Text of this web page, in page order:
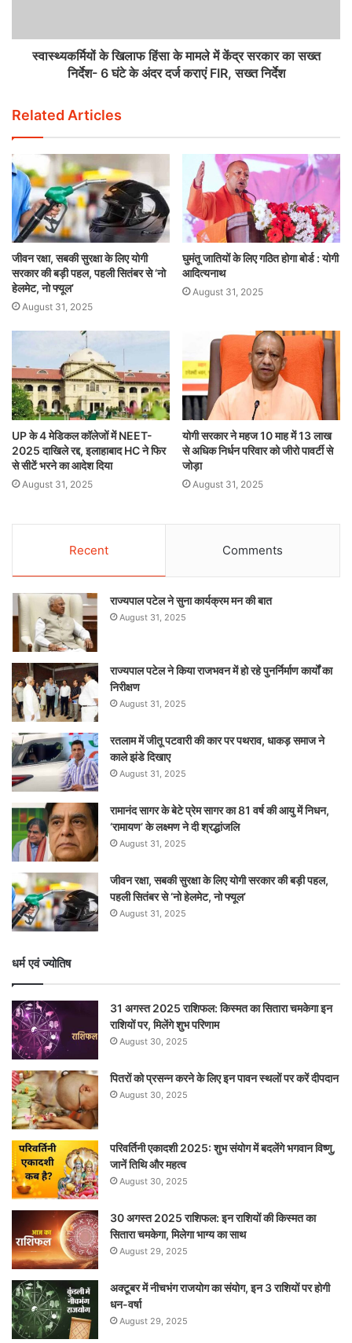
स्वास्थ्यकर्मियों के खिलाफ हिंसा के मामले में केंद्र सरकार का सख्त
निर्देश- 6 घंटे के अंदर दर्ज कराएं FIR, सख्त निर्देश
Related Articles
जीवन रक्षा, सबकी सुरक्षा के लिए योगी
सरकार की बड़ी पहल, पहली सितंबर से ‘नो
हेलमेट, नो फ्यूल’
August 31, 2025
घुमंतू जातियों के लिए गठित होगा बोर्ड : योगी
आदित्यनाथ
August 31, 2025
UP के 4 मेडिकल कॉलेजों में NEET-
2025 दाखिले रद्द, इलाहाबाद HC ने फिर
से सीटें भरने का आदेश दिया
August 31, 2025
योगी सरकार ने महज 10 माह में 13 लाख
से अधिक निर्धन परिवार को जीरो पावर्टी से
जोड़ा
August 31, 2025
Recent Comments
राज्यपाल पटेल ने सुना कार्यक्रम मन की बात
August 31, 2025
राज्यपाल पटेल ने किया राजभवन में हो रहे पुनर्निर्माण कार्यों का
निरीक्षण
August 31, 2025
रतलाम में जीतू पटवारी की कार पर पथराव, धाकड़ समाज ने
काले झंडे दिखाए
August 31, 2025
रामानंद सागर के बेटे प्रेम सागर का 81 वर्ष की आयु में निधन,
‘रामायण’ के लक्ष्मण ने दी श्रद्धांजलि
August 31, 2025
जीवन रक्षा, सबकी सुरक्षा के लिए योगी सरकार की बड़ी पहल,
पहली सितंबर से ‘नो हेलमेट, नो फ्यूल’
August 31, 2025
धर्म एवं ज्योतिष
31 अगस्त 2025 राशिफल: किस्मत का सितारा चमकेगा इन
राशियों पर, मिलेंगे शुभ परिणाम
August 30, 2025
पितरों को प्रसन्न करने के लिए इन पावन स्थलों पर करें दीपदान
August 30, 2025
परिवर्तिनी एकादशी 2025: शुभ संयोग में बदलेंगे भगवान विष्णु,
जानें तिथि और महत्व
August 30, 2025
30 अगस्त 2025 राशिफल: इन राशियों की किस्मत का
सितारा चमकेगा, मिलेगा भाग्य का साथ
August 29, 2025
अक्टूबर में नीचभंग राजयोग का संयोग, इन 3 राशियों पर होगी
धन-वर्षा
August 29, 2025